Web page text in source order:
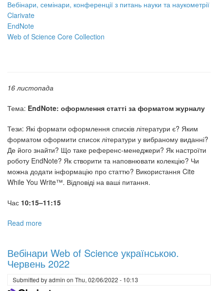
Вебінари, семінари, конференції з питань науки та наукометрії
Clarivate
EndNote
Web of Science Core Collection
16 листопада
Тема: EndNote: оформлення статті за форматом журналу
Тези: Які формати оформлення списків літератури є? Яким
форматом оформити список літератури у вибраному виданні?
Де його знайти? Що таке референс-менеджери? Як настроїти
роботу EndNote? Як створити та наповнювати колекцію? Чи
можна додати інформацію про статтю? Використання Cite
While You Write™. Відповіді на ваші питання.
Час 10:15–11:15
Read more
наукометрії
від
Clarivate
Вебінари Web of Science українською.
Червень 2022
Submitted byadmin on Thu, 02/06/2022 - 10:13